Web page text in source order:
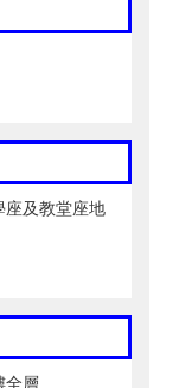
座及教堂座地
全層